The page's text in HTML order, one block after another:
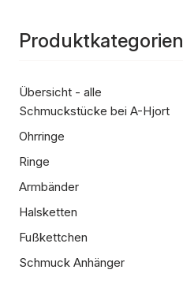
Produktkategorien
Übersicht - alle
Schmuckstücke bei A-Hjort
Ohrringe
Ringe
Armbänder
Halsketten
Fußkettchen
Schmuck Anhänger